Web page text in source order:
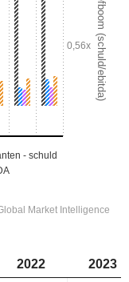
2022
2023